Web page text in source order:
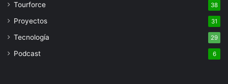
Tourforce 38
Proyectos 31
Tecnología 29
Podcast 6